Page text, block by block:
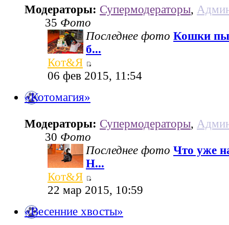
Модераторы: Супермодераторы,
35 Фото
Последнее фото Кошки
б...
Кот&Я
06 фев 2015, 11:54
«Котомагия»
Модераторы: Супермодераторы,
30 Фото
Последнее фото Что уже
Н...
Кот&Я
22 мар 2015, 10:59
«Весенние хвосты»